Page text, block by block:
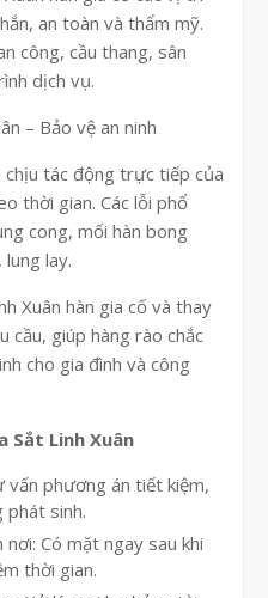
an toàn và thẩm mỹ.
công, cầu thang, sân
dịch vụ.
– Bảo vệ an ninh
tác động trực tiếp của
thời gian. Các lỗi phổ
cong, mối hàn bong
lay.
Xuân hàn gia cố và thay
cầu, giúp hàng rào chắc
cho gia đình và công
Sắt Linh Xuân
vấn phương án tiết kiệm,
phát sinh.
Có mặt ngay sau khi
thời gian.